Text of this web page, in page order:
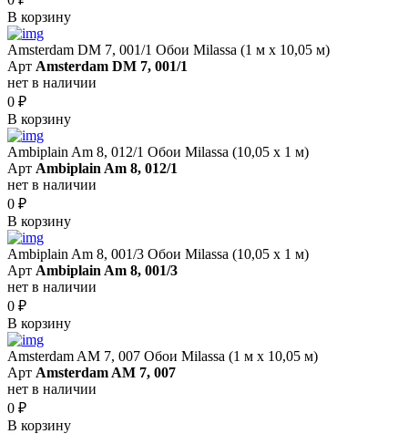
В корзину
Amsterdam DM 7, 001/1 Обои Milassa (1 м х 10,05 м)
Арт Amsterdam DM 7, 001/1
нет в наличии
0 ₽
В корзину
Ambiplain Am 8, 012/1 Обои Milassa (10,05 х 1 м)
Арт Ambiplain Am 8, 012/1
нет в наличии
0 ₽
В корзину
Ambiplain Am 8, 001/3 Обои Milassa (10,05 х 1 м)
Арт Ambiplain Am 8, 001/3
нет в наличии
0 ₽
В корзину
Amsterdam AM 7, 007 Обои Milassa (1 м х 10,05 м)
Арт Amsterdam AM 7, 007
нет в наличии
0 ₽
В корзину